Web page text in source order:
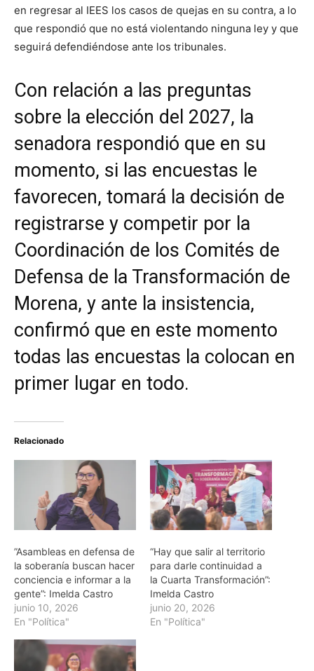
en regresar al IEES los casos de quejas en su contra, a lo
que respondió que no está violentando ninguna ley y que
seguirá defendiéndose ante los tribunales.
Con relación a las preguntas
sobre la elección del 2027, la
senadora respondió que en su
momento, si las encuestas le
favorecen, tomará la decisión de
registrarse y competir por la
Coordinación de los Comités de
Defensa de la Transformación de
Morena, y ante la insistencia,
confirmó que en este momento
todas las encuestas la colocan en
primer lugar en todo.
Relacionado
”Asambleas en defensa de
la soberanía buscan hacer
conciencia e informar a la
gente”: Imelda Castro
junio 10, 2026
En "Política"
“Hay que salir al territorio
para darle continuidad a
la Cuarta Transformación”:
Imelda Castro
junio 20, 2026
En "Política"